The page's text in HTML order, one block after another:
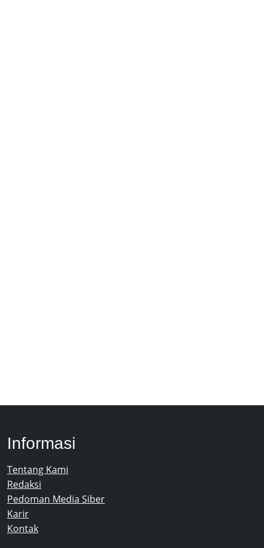
Informasi
Tentang Kami
Redaksi
Pedoman Media Siber
Karir
Kontak